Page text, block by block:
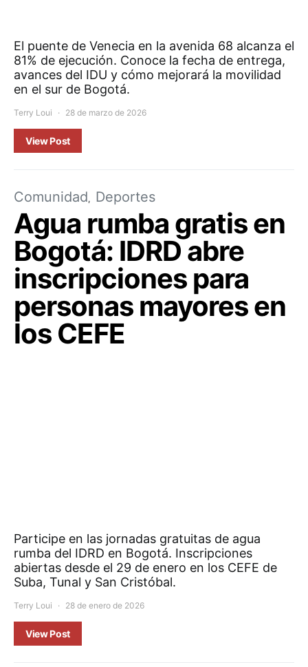
El puente de Venecia en la avenida 68 alcanza el
81% de ejecución. Conoce la fecha de entrega,
avances del IDU y cómo mejorará la movilidad
en el sur de Bogotá.
Terry Loui 28 de marzo de 2026
View Post
Comunidad Deportes
Agua rumba gratis en
Bogotá: IDRD abre
inscripciones para
personas mayores en
los CEFE
Participe en las jornadas gratuitas de agua
rumba del IDRD en Bogotá. Inscripciones
abiertas desde el 29 de enero en los CEFE de
Suba, Tunal y San Cristóbal.
Terry Loui 28 de enero de 2026
View Post